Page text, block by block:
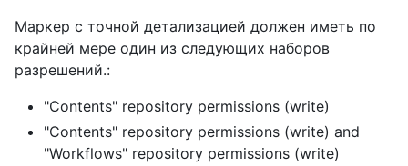
Маркер с точной детализацией должен иметь по
крайней мере один из следующих наборов
разрешений.:
"Contents" repository permissions (write)
"Contents" repository permissions (write) and
"Workflows" repository permissions (write)